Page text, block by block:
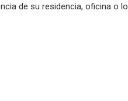
de su residencia, oficina o